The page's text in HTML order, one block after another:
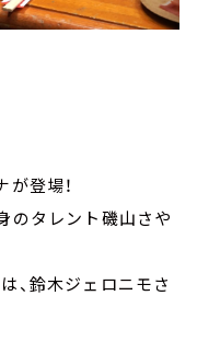
登場！
のタレント磯山さや
、鈴木ジェロニモさ